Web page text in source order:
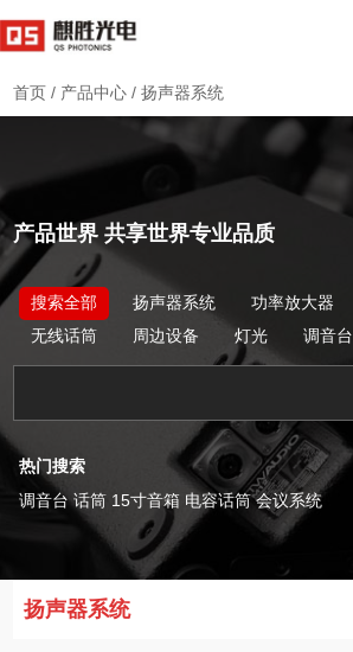
首页 / 产品中心 /扬声器系统
产品世界共享世界专业品质
搜索全部 扬声器系统 功率放大器
无线话筒
周边设备 灯光 调音台
热门搜索
调音台 话筒 15寸音箱 电容话筒 会议系统
扬声器系统